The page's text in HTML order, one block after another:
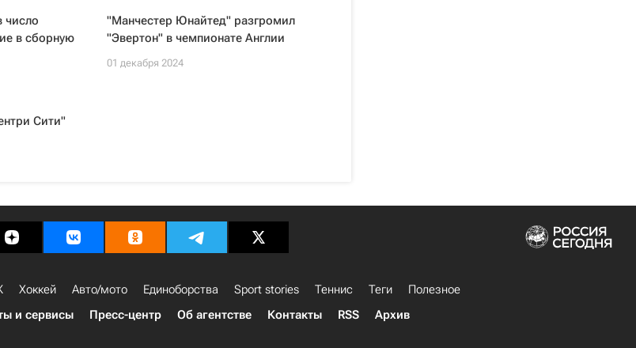
число
в сборную
"Манчестер Юнайтед" разгромил
"Эвертон" в чемпионате Англии
01 декабря 2024
Сити"
Хоккей Авто/мото Единоборства Sport stories Теннис Теги
Полезное
и сервисы Пресс-центр Об агентстве Контакты RSS Архив